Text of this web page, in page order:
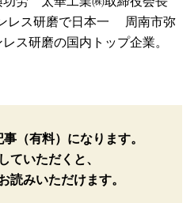
レス研磨で日本一 周南市弥
ス研磨の国内トップ企業。
（有料）になります。
ていただくと、
読みいただけます。